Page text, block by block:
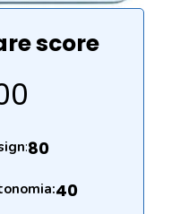
score
:80
40